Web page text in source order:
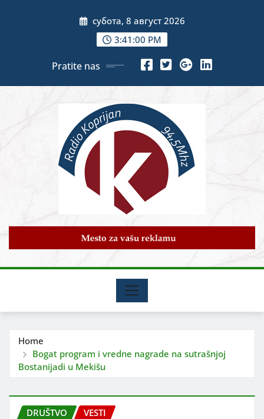
субота, 8 август 2026
3:41:01 PM
Pratite nas
Home
Bogat program i vredne nagrade na sutrašnjoj
Bostanijadi u Mekišu
DRUŠTVO VESTI